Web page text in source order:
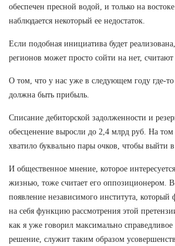
обеспечен пресной водой, и только на
наблюдается некоторый ее недостаток.
Если подобная инициатива будет
регионов может просто сойти на нет,
О том, что у нас уже в следующем году где-
должна быть прибыль.
Списание дебиторской задолженности и
обесценение выросли до 2,4 млрд руб. На
хватило буквально пары очков, чтобы выйти
И общественное мнение, которое
жизнью, тоже считает его оппозиционером.
появление независимого института, который
на себя функцию рассмотрения этой
как я уже говорил максимально справедливое
решение, служит таким образом